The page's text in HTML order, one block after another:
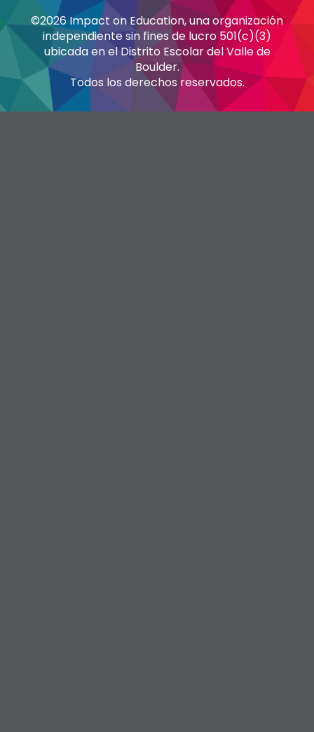
©2026 Impact on Education, una organización
independiente sin fines de lucro 501(c)(3)
ubicada en el Distrito Escolar del Valle de
Boulder.
Todos los derechos reservados.